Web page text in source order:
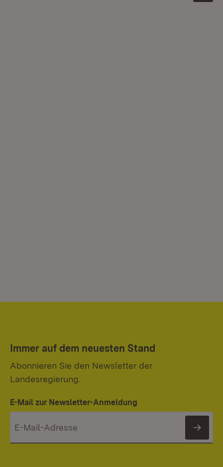
Immer auf dem neuesten Stand
Abonnieren Sie den Newsletter der
Landesregierung.
E-Mail zur Newsletter-Anmeldung